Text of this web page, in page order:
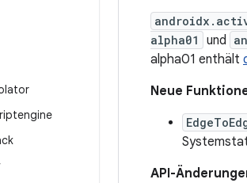
alpha01
und
alpha01 enthält
Neue
API-